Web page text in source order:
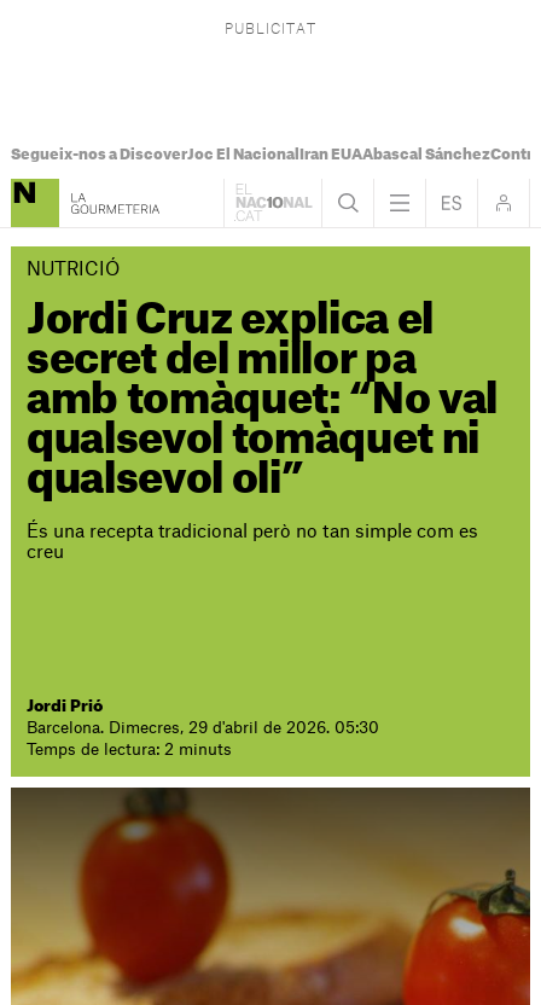
Segueix-nos a DiscoverJoc El Nacional Iran EUAAbascal Sánchez
NUTRICIÓ
Jordi Cruz explica el
secret del millor pa
amb tomàquet: “No val
qualsevol tomàquet ni
qualsevol oli”
És una recepta tradicional però no tan simple com es
creu
Jordi Prió
Barcelona. Dimecres, 29 d'abril de 2026. 05:30
Temps de lectura: 2 minuts